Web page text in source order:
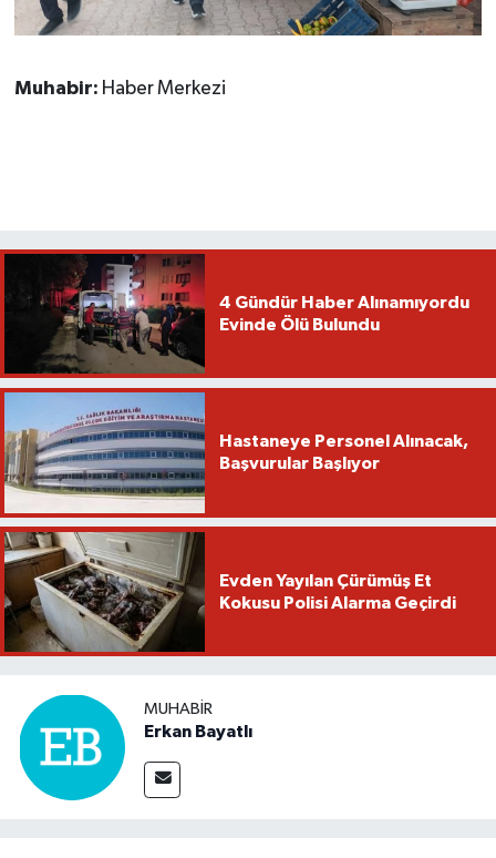
Muhabir: Haber Merkezi
4 Gündür Haber Alınamıyordu
Evinde Ölü Bulundu
Hastaneye Personel Alınacak,
Başvurular Başlıyor
Evden Yayılan Çürümüş Et
Kokusu Polisi Alarma Geçirdi
MUHABIR
Erkan Bayatlı